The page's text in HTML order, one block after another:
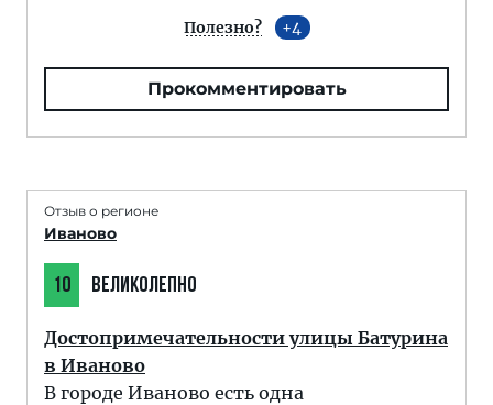
Полезно? 4
Прокомментировать
Отзыв о регионе
Иваново
10 ВЕЛИКОЛЕПНО
Достопримечательности улицы Батурина
в Иваново
В городе Иваново есть одна